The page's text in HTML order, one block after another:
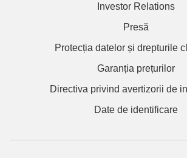
Investor Relations
Presă
Protecția datelor și drepturile
Garanția prețurilor
Directiva privind avertizorii de
Date de identificare